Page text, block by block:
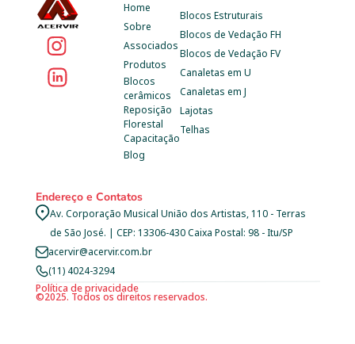
Home
Sobre
Blog
Associados
Produtos
Blocos
cerâmicos
Reposição
Florestal
Capacitação
Blocos Estruturais
Blocos de Vedação FH
Blocos de Vedação FV
Canaletas em U
Canaletas em J
Lajotas
Telhas
Endereço e Contatos
Av. Corporação Musical União dos Artistas, 110 - Terras
de São José. | CEP: 13306-430 Caixa Postal: 98 - Itu/SP
acervir@acervir.com.br
(11) 4024-3294
©2025. Todos os direitos reservados.
Política de privacidade